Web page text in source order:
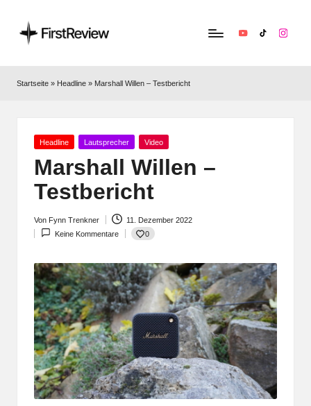
ir
Alles
Apple,
Smart‑Home,
Kopfhörern
YouTubeTikTok
Startseite » Headline » Marshall Willen – Testbericht
Posted
Headline Lautsprecher Video
Marshall Willen –
Testbericht
Posted
by
Von Fynn Trenkner
11. Dezember 2022
Keine Kommentare
0